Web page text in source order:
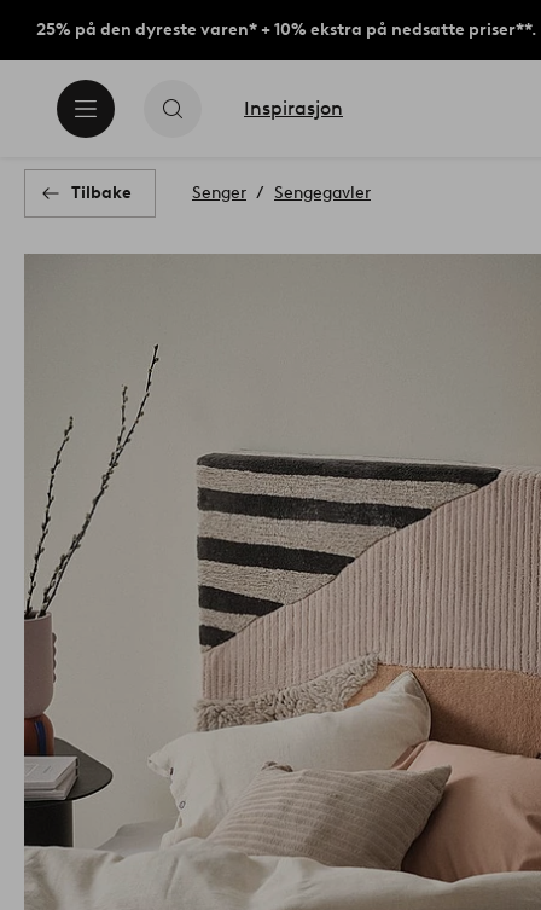
25% på den dyreste varen* + 10% ekstra på nedsatte priser**.
Inspirasjon
Tilbake Senger Sengegavler